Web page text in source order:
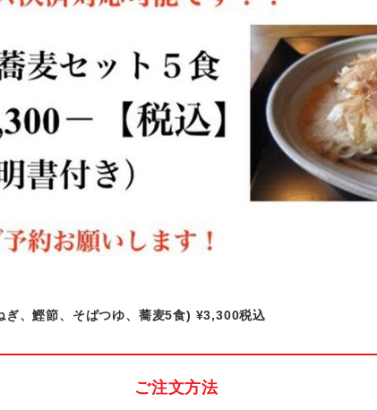
ぎ、鰹節、そばつゆ、蕎麦5食) ¥3,300税込
ご注文方法